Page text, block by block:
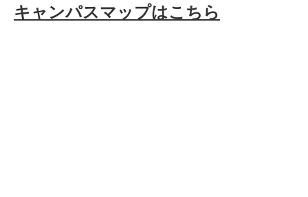
キャンパスマップはこちら